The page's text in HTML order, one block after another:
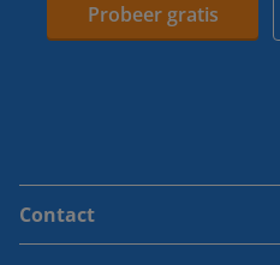
Probeer gratis
Contact